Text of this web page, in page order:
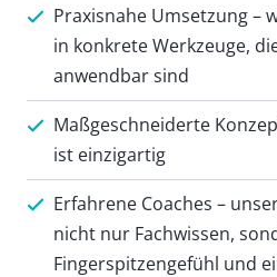
Praxisnahe Umsetzung –
in konkrete Werkzeuge,
anwendbar sind
Maßgeschneiderte
ist einzigartig
Erfahrene Coaches –
nicht nur Fachwissen,
Fingerspitzengefühl und